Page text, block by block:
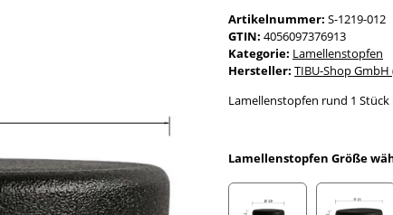
Artikelnummer: S-1219-012
GTIN: 4056097376913
Kategorie: Lamellenstopfen
Hersteller: TIBU-Shop
Lamellenstopfen rund 1
Lamellenstopfen Größe